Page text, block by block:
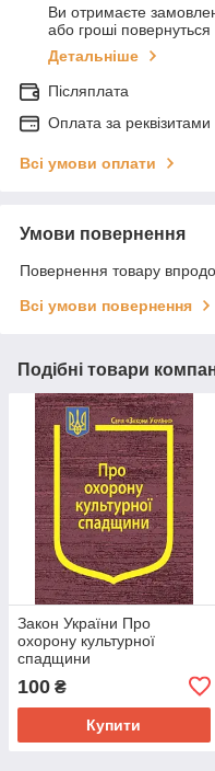
Ви отримаєте
або гроші
Детальніше
Післяплата
Оплата за реквізитами
Всі умови оплати
Умови повернення
Повернення товару
Всі умови повернення
Подібні товари
Закон України Про
охорону культурної
спадщини
100 ₴
Купити